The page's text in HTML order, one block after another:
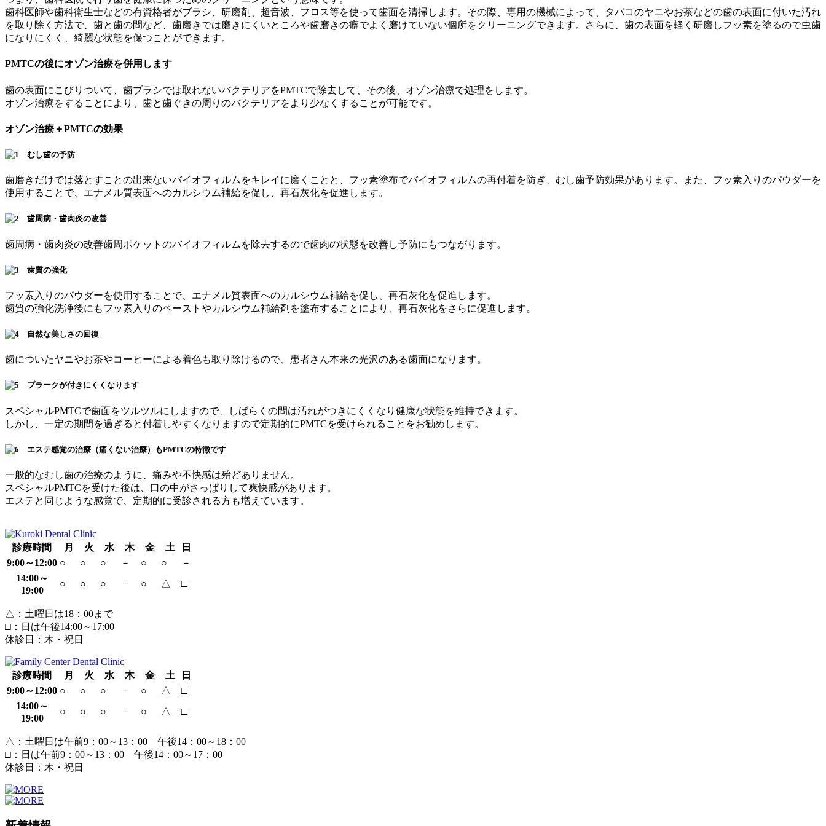
歯科医師や歯科衛生士などの有資格者がブラシ、研磨剤、超音波、フロス等を使って歯面を清掃します。その際、専用の機械によって、タバコのヤニやお茶などの歯の表面に付いた汚れ
を取り除く方法で、歯と歯の間など、歯磨きでは磨きにくいところや歯磨きの癖でよく磨けていない個所をクリーニングできます。さらに、歯の表面を軽く研磨しフッ素を塗るので虫歯
になりにくく、綺麗な状態を保つことができます。
PMTCの後にオゾン治療を併用します
歯の表面にこびりついて、歯ブラシでは取れないバクテリアをPMTCで除去して、その後、オゾン治療で処理をします。
オゾン治療をすることにより、歯と歯ぐきの周りのバクテリアをより少なくすることが可能です。
オゾン治療＋PMTCの効果
歯磨きだけでは落とすことの出来ないバイオフィルムをキレイに磨くことと、フッ素塗布でバイオフィルムの再付着を防ぎ、むし歯予防効果があります。また、フッ素入りのパウダーを
使用することで、エナメル質表面へのカルシウム補給を促し、再石灰化を促進します。
歯周病・歯肉炎の改善歯周ポケットのバイオフィルムを除去するので歯肉の状態を改善し予防にもつながります。
フッ素入りのパウダーを使用することで、エナメル質表面へのカルシウム補給を促し、再石灰化を促進します。
歯質の強化洗浄後にもフッ素入りのペーストやカルシウム補給剤を塗布することにより、再石灰化をさらに促進します。
歯についたヤニやお茶やコーヒーによる着色も取り除けるので、患者さん本来の光沢のある歯面になります。
スペシャルPMTCで歯面をツルツルにしますので、しばらくの間は汚れがつきにくくなり健康な状態を維持できます。
しかし、一定の期間を過ぎると付着しやすくなりますので定期的にPMTCを受けられることをお勧めします。
一般的なむし歯の治療のように、痛みや不快感は殆どありません。
スペシャルPMTCを受けた後は、口の中がさっぱりして爽快感があります。
エステと同じような感覚で、定期的に受診される方も増えています。
診療時間 月 火 水 木 金 土
日
9:00～12:00 ○ ○ ○ － ○ ○
－
14:00～
19:00
○ ○ ○ － ○ △ □
△：土曜日は18：00まで
□：日は午後14:00～ 17:00
休診日：木・祝日
診療時間 月 火 水 木 金 土
日
9:00～12:00 ○ ○ ○ － ○ △
□
14:00～
19:00
○ ○ ○ － ○ △ □
△：土曜日は午前9：00～13：00 午後14：00～18：00
□：日は午前9：00～13：00 午後14：00～17：00
休診日：木・祝日